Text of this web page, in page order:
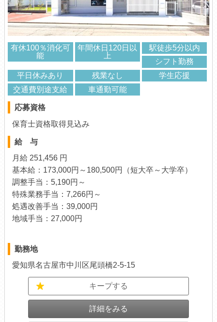
有休100％消化可
能
年間休日120日以
上
駅徒歩5分以内
シフト勤務
平日休みあり
残業なし
学生応援
交通費別途支給
車通勤可能
応募資格
保育士資格取得見込み
給 与
月給 251,456 円
基本給：173,000円～180,500円（短大卒～大学卒）
調整手当：5,190円～
特殊業務手当：7,266円～
処遇改善手当：39,000円
地域手当：27,000円
勤務地
愛知県名古屋市中川区尾頭橋2-5-15
キープする
詳細をみる